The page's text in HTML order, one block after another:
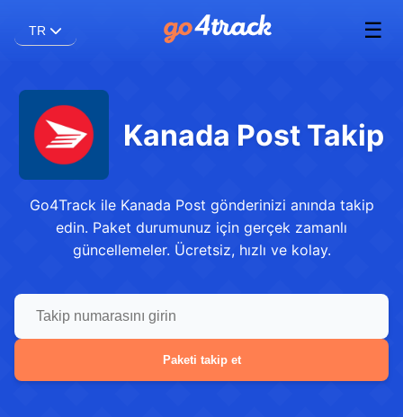
TR ☰
Kanada Post Takip
Go4Track ile Kanada Post gönderinizi anında takip
edin. Paket durumunuz için gerçek zamanlı
güncellemeler. Ücretsiz, hızlı ve kolay.
Paketi takip et